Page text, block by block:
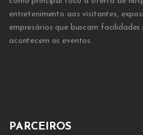
entretenimento aos visitantes,
empresários que buscam
acontecem os eventos.
PARCEIROS